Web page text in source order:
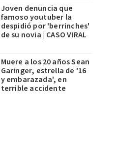
Joven denuncia que
famoso youtuber la
despidió por 'berrinches'
de su novia | CASO VIRAL
Muere a los 20 años Sean
Garinger, estrella de '16
y embarazada', en
terrible accidente